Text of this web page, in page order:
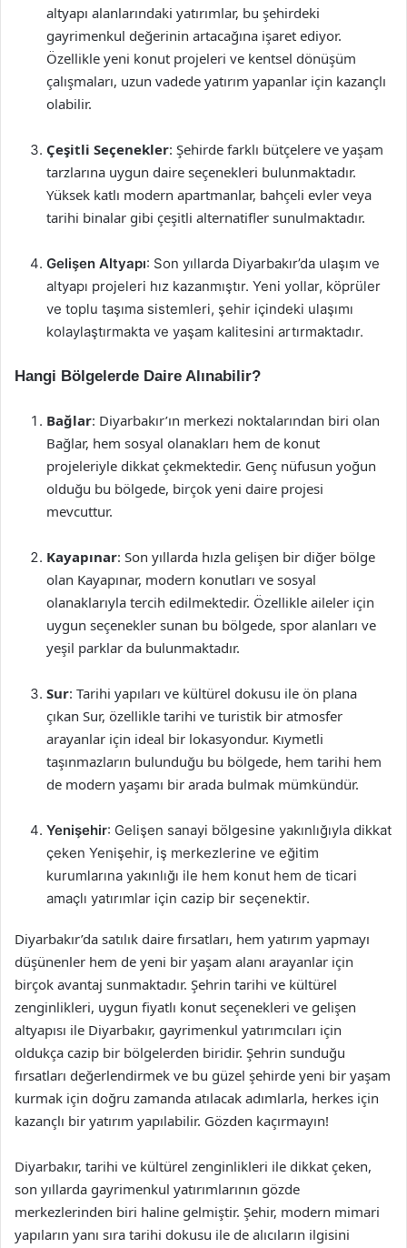
altyapı alanlarındaki yatırımlar, bu şehirdeki
gayrimenkul değerinin artacağına işaret ediyor.
Özellikle yeni konut projeleri ve kentsel dönüşüm
çalışmaları, uzun vadede yatırım yapanlar için kazançlı
olabilir.
Çeşitli Seçenekler: Şehirde farklı bütçelere ve yaşam
tarzlarına uygun daire seçenekleri bulunmaktadır.
Yüksek katlı modern apartmanlar, bahçeli evler veya
tarihi binalar gibi çeşitli alternatifler sunulmaktadır.
Gelişen Altyapı: Son yıllarda Diyarbakır’da ulaşım ve
altyapı projeleri hız kazanmıştır. Yeni yollar, köprüler
ve toplu taşıma sistemleri, şehir içindeki ulaşımı
kolaylaştırmakta ve yaşam kalitesini artırmaktadır.
Hangi Bölgelerde Daire Alınabilir?
Bağlar: Diyarbakır’ın merkezi noktalarından biri olan
Bağlar, hem sosyal olanakları hem de konut
projeleriyle dikkat çekmektedir. Genç nüfusun yoğun
olduğu bu bölgede, birçok yeni daire projesi
mevcuttur.
Kayapınar: Son yıllarda hızla gelişen bir diğer bölge
olan Kayapınar, modern konutları ve sosyal
olanaklarıyla tercih edilmektedir. Özellikle aileler için
uygun seçenekler sunan bu bölgede, spor alanları ve
yeşil parklar da bulunmaktadır.
Sur: Tarihi yapıları ve kültürel dokusu ile ön plana
çıkan Sur, özellikle tarihi ve turistik bir atmosfer
arayanlar için ideal bir lokasyondur. Kıymetli
taşınmazların bulunduğu bu bölgede, hem tarihi hem
de modern yaşamı bir arada bulmak mümkündür.
Yenişehir: Gelişen sanayi bölgesine yakınlığıyla dikkat
çeken Yenişehir, iş merkezlerine ve eğitim
kurumlarına yakınlığı ile hem konut hem de ticari
amaçlı yatırımlar için cazip bir seçenektir.
Diyarbakır’da satılık daire fırsatları, hem yatırım yapmayı
düşünenler hem de yeni bir yaşam alanı arayanlar için
birçok avantaj sunmaktadır. Şehrin tarihi ve kültürel
zenginlikleri, uygun fiyatlı konut seçenekleri ve gelişen
altyapısı ile Diyarbakır, gayrimenkul yatırımcıları için
oldukça cazip bir bölgelerden biridir. Şehrin sunduğu
fırsatları değerlendirmek ve bu güzel şehirde yeni bir yaşam
kurmak için doğru zamanda atılacak adımlarla, herkes için
kazançlı bir yatırım yapılabilir. Gözden kaçırmayın!
Diyarbakır, tarihi ve kültürel zenginlikleri ile dikkat çeken,
son yıllarda gayrimenkul yatırımlarının gözde
merkezlerinden biri haline gelmiştir. Şehir, modern mimari
yapıların yanı sıra tarihi dokusu ile de alıcıların ilgisini